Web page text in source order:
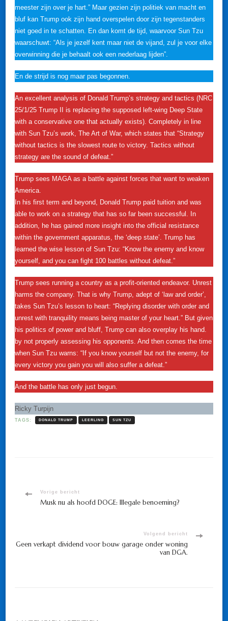
meester zijn over je hart.” Maar gezien zijn politiek van macht en
bluf kan Trump ook zijn hand overspelen door zijn tegenstanders
niet goed in te schatten. En dan komt de tijd, waarvoor Sun Tzu
waarschuwt: “Als je jezelf kent maar niet de vijand, zul je voor elke
overwinning die je behaalt ook een nederlaag lijden”.
En de strijd is nog maar pas begonnen.
An excellent analysis of Donald Trump’s strategy and tactics (NRC
25/1/25 Trump II is replacing the supposed left-wing Deep State
with a conservative one that actually exists). Completely in line
with Sun Tzu’s work, The Art of War, which states that “Strategy
without tactics is the slowest route to victory. Tactics without
strategy are the sound of defeat.”
Trump sees MAGA as a battle against forces that want to weaken
America.
In his first term and beyond, Donald Trump paid tuition and was
able to work on a strategy that has so far been successful. In
addition, he has gained more insight into the official resistance
within the government apparatus, the ‘deep state’. Trump has
learned the wise lesson of Sun Tzu: “Know the enemy and know
yourself, and you can fight 100 battles without defeat.”
Trump sees running a country as a profit-oriented endeavor. Unrest
harms the company. That is why Trump, adept of ‘law and order’,
takes Sun Tzu’s lesson to heart: “Replying disorder with order and
unrest with tranquility means being master of your heart.” But given
his politics of power and bluff, Trump can also overplay his hand.
by not properly assessing his opponents. And then comes the time
when Sun Tzu warns: “If you know yourself but not the enemy, for
every victory you gain you will also suffer a defeat.”
And the battle has only just begun.
Ricky Turpijn
TAGS: DONALD TRUMP LEERLING SUN TZU
Bericht
Vorige bericht
Musk nu als hoofd DOGE: Illegale benoeming?
Volgend bericht
Geen verkapt dividend voor bouw garage onder woning
van DGA.